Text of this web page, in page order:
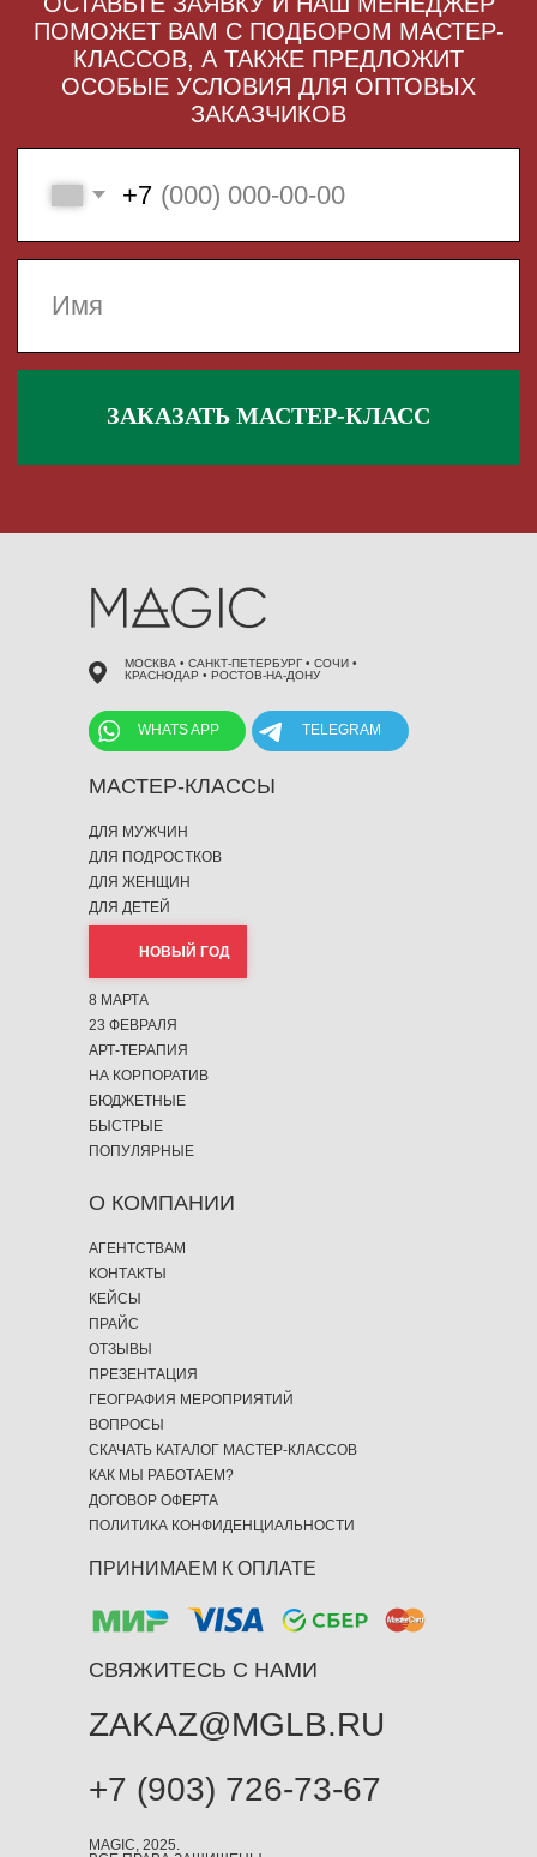
MAGIC, 2025.
TELEGRAM
МАСТЕР-КЛАССЫ
WHATS APP
О КОМПАНИИ
МОСКВА • САНКТ-ПЕТЕРБУРГ • СОЧИ •
КРАСНОДАР • РОСТОВ-НА-ДОНУ
ПРИНИМАЕМ К ОПЛАТЕ
ДЛЯ МУЖЧИН
ДЛЯ ПОДРОСТКОВ
ДЛЯ ЖЕНЩИН
ДЛЯ ДЕТЕЙ
НОВЫЙ ГОД
8 МАРТА
23 ФЕВРАЛЯ
АРТ-ТЕРАПИЯ
НА КОРПОРАТИВ
БЮДЖЕТНЫЕ
БЫСТРЫЕ
ПОПУЛЯРНЫЕ
СВЯЖИТЕСЬ С НАМИ
+7 (903) 726-73-67
495 868 00 36
ZAKAZ@MGLB.RU
АГЕНТСТВАМ
КОНТАКТЫ
КЕЙСЫ
ПРАЙС
ОТЗЫВЫ
ПРЕЗЕНТАЦИЯ
ГЕОГРАФИЯ МЕРОПРИЯТИЙ
ВОПРОСЫ
СКАЧАТЬ КАТАЛОГ МАСТЕР-КЛАССОВ
КАК МЫ РАБОТАЕМ?
ДОГОВОР ОФЕРТА
ПОЛИТИКА КОНФИДЕНЦИАЛЬНОСТИ